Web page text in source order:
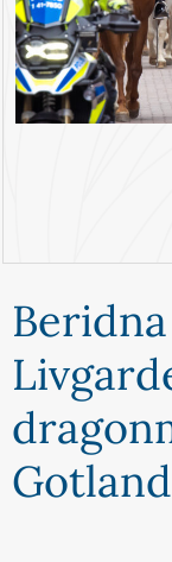
Gotland